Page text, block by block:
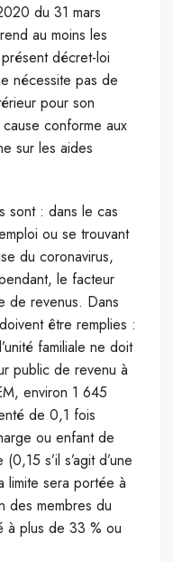
du 31 mars
au moins les
décret-loi
nécessite pas de
pour son
conforme aux
sur les aides
sont : dans le cas
ou se trouvant
du coronavirus,
le facteur
de revenus. Dans
être remplies :
familiale ne doit
public de revenu à
environ 1 645
de 0,1 fois
ou enfant de
s’il s’agit d’une
limite sera portée à
des membres du
à plus de 33 % ou